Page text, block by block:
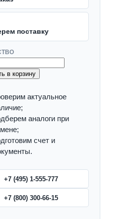
поставку
в корзину
актуальное
аналоги при
счет и
+7 (495) 1-555-777
+7 (800) 300-66-15